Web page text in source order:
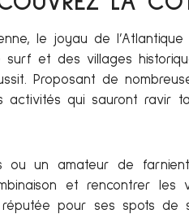
le joyau de
et des villages
Proposant de
activités qui sauront ravir
ou un amateur de
et rencontrer les
réputée pour ses spots